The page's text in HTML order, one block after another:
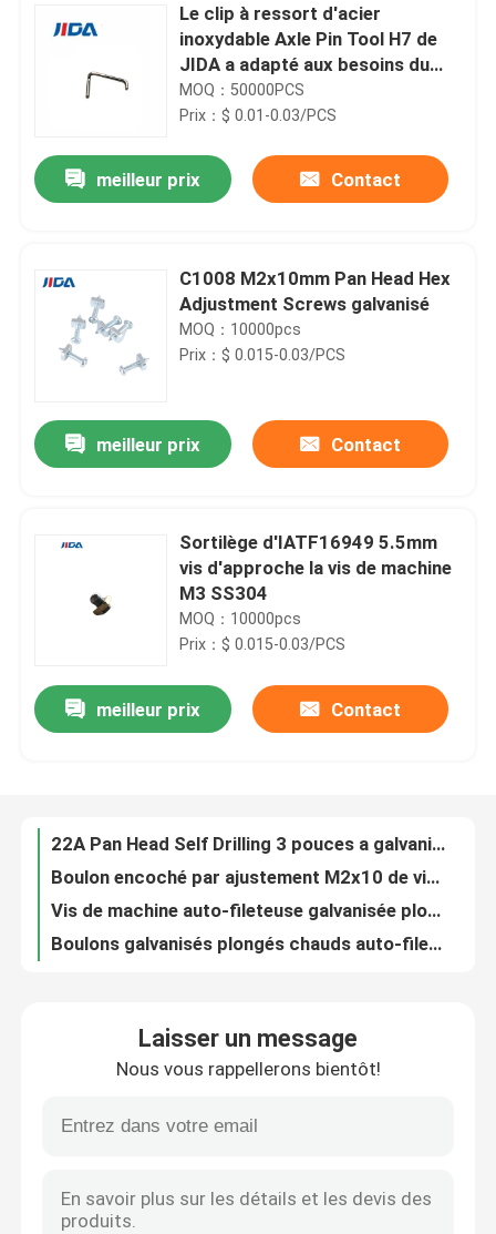
À la maison
Vidéos
Visite de l'usine
Contrôle qualité
Nouvelles
Demandez un devis
Le clip à ressort d'acier
inoxydable Axle Pin Tool H7 de
JIDA a adapté aux besoins du
client
MOQ：50000PCS
Prix：$ 0.01-0.03/PCS
meilleur prix Contact
C1008 M2x10mm Pan Head Hex
Adjustment Screws galvanisé
MOQ：10000pcs
Prix：$ 0.015-0.03/PCS
meilleur prix Contact
Sortilège d'IATF16949 5.5mm
vis d'approche la vis de machine
M3 SS304
MOQ：10000pcs
Prix：$ 0.015-0.03/PCS
meilleur prix Contact
Vis plates de bois de construction de sortilège de vis de tête auto-fileteuse de prise d'ODM de JIDA
Vis concrètes galvanisées de tête de Pan Head Self Tapping Hex pour ST4x10.5 en bois
vis principale Pan Head de perçage d'individu de joint de sortilège enfoncée par croix de la vis ST5 de 22mm
Le béton de sortilège d'ajustement visse précision de boulon de tête de sortilège M4 de 30mm la haute
Laisser un message
Nous vous rappellerons bientôt!